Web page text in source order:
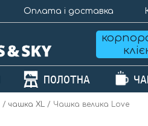
Оплата і доставка
ПОЛОТНА
/ чашка XL / Чашка велика Love